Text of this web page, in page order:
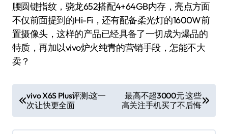
腰圆键指纹，骁龙652搭配4+64GB内存，亮点方面
不仅前面提到的Hi-Fi，还有配备柔光灯的1600W前
置摄像头，这样的产品已经具备了一切成为爆品的
特质，再加以vivo炉火纯青的营销手段，怎能不大
卖？
章
导
vivo X6S Plus评测:这一
次让快更全面
最高不超3000元 这些
高关注手机买了不后悔